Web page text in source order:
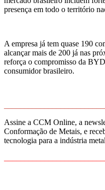
presença em todo o território
A empresa já tem quase 190
alcançar mais de 200 já nas
reforça o compromisso da
consumidor brasileiro.
Assine a CCM Online, a
Conformação de Metais, e
tecnologia para a indústria